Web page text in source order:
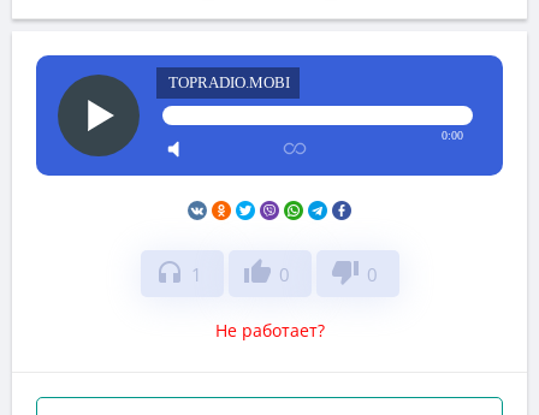
TOPRADIO.MOBI
0:00
headphones 1 thumb_up 0 thumb_down 0
Не работает?